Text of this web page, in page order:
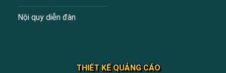
Nội quy diễn đàn
THIẾT KẾ QUẢNG CÁO